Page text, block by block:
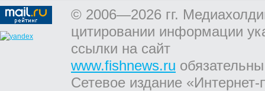
© 2006—2026 гг.
цитировании информации
ссылки на сайт
www.fishnews.ru
Сетевое издание